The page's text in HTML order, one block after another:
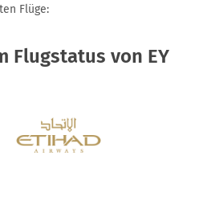
Flüge:
Flugstatus von EY